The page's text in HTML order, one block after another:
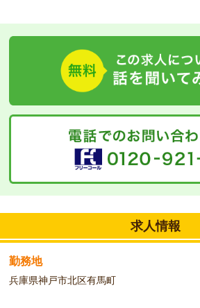
求人情報
勤務地
兵庫県神戸市北区有馬町